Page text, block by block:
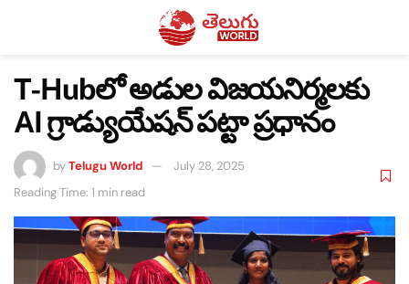
T-Hubలో అడుల విజయనిర్మలకు
AI గ్రాడ్యుయేషన్ పట్టా ప్రధానం
byTelugu World
July 28, 2025
Reading Time: 1 min read